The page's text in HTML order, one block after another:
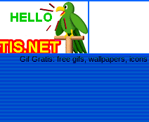
Gif Gratis: free gifs, wallpapers,